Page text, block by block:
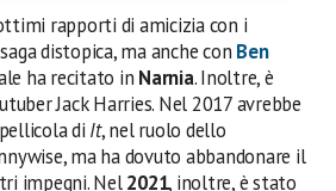
rapporti di amicizia con i
distopica, ma anche con Ben
ha recitato in Narnia. Inoltre, è
Jack Harries. Nel 2017 avrebbe
di It, nel ruolo dello
ma ha dovuto abbandonare il
impegni. Nel2021, inoltre, è stato